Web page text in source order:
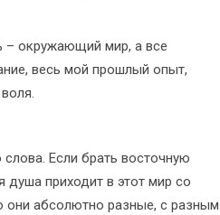
– окружающий мир, а все
весь мой прошлый опыт,
Если брать восточную
приходит в этот мир со
они абсолютно разные, с разным